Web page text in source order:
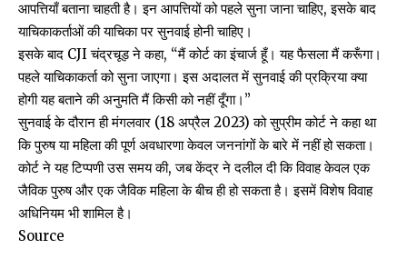
आपत्तियाँ बताना चाहती है। इन आपत्तियों को पहले सुना जाना चाहिए, इसके बाद
याचिकाकर्ताओं की याचिका पर सुनवाई होनी चाहिए।
इसके बाद CJI चंद्रचूड़ ने कहा, “मैंकोर्ट का इंचार्जहूँ। यह फैसला मैं करूँगा।
पहले याचिकाकर्ता को सुना जाएगा। इस अदालत में सुनवाई की प्रक्रिया क्या
होगी यह बताने की अनुमति मैं किसी को नहीं दूँगा।”
सुनवाई के दौरान ही मंगलवार (18 अप्रैल 2023) को सुप्रीम कोर्ट ने कहा था
कि पुरुष या महिला की पूर्ण अवधारणा केवलजननांगों के बारे में नहींहो सकता।
कोर्ट ने यह टिप्पणी उस समय की, जब केंद्र ने दलील दी कि विवाह केवल एक
जैविक पुरुष और एक जैविक महिला के बीच ही हो सकता है। इसमें विशेष विवाह
अधिनियम भी शामिल है।
Source